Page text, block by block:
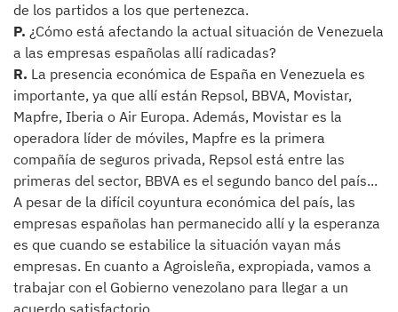
de los partidos a los que pertenezca.
P. ¿Cómo está afectando la actual situación de Venezuela
a las empresas españolas allí radicadas?
R. La presencia económica de España en Venezuela es
importante, ya que allí están Repsol, BBVA, Movistar,
Mapfre, Iberia o Air Europa. Además, Movistar es la
operadora líder de móviles, Mapfre es la primera
compañía de seguros privada, Repsol está entre las
primeras del sector, BBVA es el segundo banco del país...
A pesar de la difícil coyuntura económica del país, las
empresas españolas han permanecido allí y la esperanza
es que cuando se estabilice la situación vayan más
empresas. En cuanto a Agroisleña, expropiada, vamos a
trabajar con el Gobierno venezolano para llegar a un
acuerdo satisfactorio.